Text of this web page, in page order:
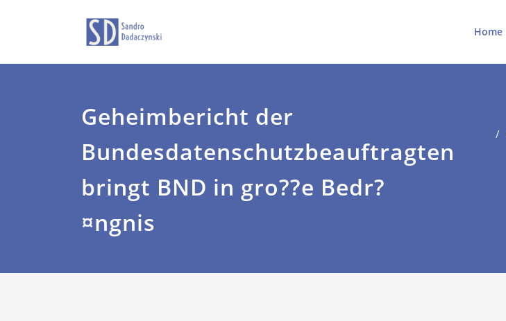
Home
Geheimbericht der
Bundesdatenschutzbeauftragten
bringt BND in gro??e Bedr?
¤ngnis